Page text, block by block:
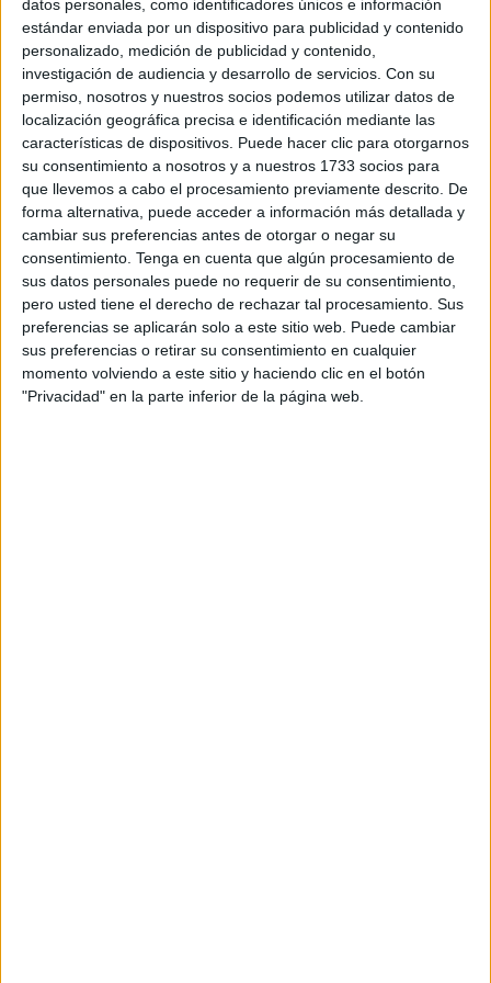
datos personales, como identificadores únicos e información
estándar enviada por un dispositivo para publicidad y contenido
personalizado, medición de publicidad y contenido,
investigación de audiencia y desarrollo de servicios. Con su
permiso, nosotros y nuestros socios podemos utilizar datos de
localización geográfica precisa e identificación mediante las
características de dispositivos. Puede hacer clic para otorgarnos
su consentimiento a nosotros y a nuestros 1733 socios para
que llevemos a cabo el procesamiento previamente descrito. De
forma alternativa, puede acceder a información más detallada y
cambiar sus preferencias antes de otorgar o negar su
consentimiento. Tenga en cuenta que algún procesamiento de
sus datos personales puede no requerir de su consentimiento,
pero usted tiene el derecho de rechazar tal procesamiento. Sus
preferencias se aplicarán solo a este sitio web. Puede cambiar
sus preferencias o retirar su consentimiento en cualquier
momento volviendo a este sitio y haciendo clic en el botón
"Privacidad" en la parte inferior de la página web.
ciudad sin necesidad de rehacer el plan en su totalidad.
Nuevos criterios y marco legal para
intervenciones básicas
Una de las novedades es ladefinición objetiva de
parcelas irregulares , un tema que venía generando
confusión. Hasta ahora, cada técnico podíainterpretar de
forma diferentela geometría de una parcela compleja.
Con el nuevo criterio, si el parámetro de irregularidad
excede el valor de1,4, la parcela será considerada
oficialmente como“muy irregular”, lo que le permitirá
acogerse a una normativa específica diseñada para tales
casos.